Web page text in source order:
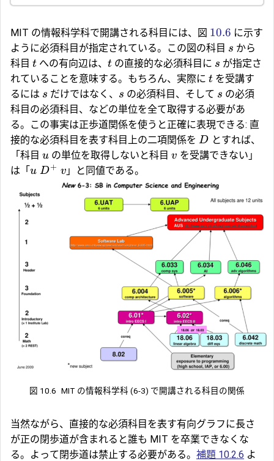
MIT の情報科学科で開講される科目には、図 10.6 に示す
ように必須科目が指定されている。この図の科目 s から
科目 t への有向辺は、 t の直接的な必須科目に s が指定さ
れていることを意味する。もちろん、実際に t を受講す
るには s だけではなく、 s の必須科目、そして s の必須
科目の必須科目、などの単位を全て取得する必要があ
る。この事実は正歩道関係を使うと正確に表現できる: 直
接的な必須科目を表す科目上の二項関係を D とすれば、
「科目 u の単位を取得しないと科目 v を受講できない」
は「 u D+ v 」と同値である。
図 10.6 MIT の情報科学科 (6-3) で開講される科目の関係
当然ながら、直接的な必須科目を表す有向グラフに長さ
が正の閉歩道が含まれると誰も MIT を卒業できなくな
る。よって閉歩道は禁止する必要がある。 補題 10.2.6 よ